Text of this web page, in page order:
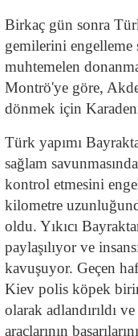
Birkaç gün sonra
gemilerini
muhtemelen
Montrö'ye göre,
dönmek için
Türk yapımı
sağlam
kontrol etmesini
kilometre
oldu. Yıkıcı
paylaşılıyor ve
kavuşuyor. Geçen
Kiev polis köpek
olarak adlandırıldı
araçlarının